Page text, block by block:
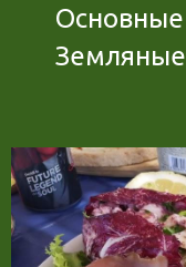
Земляные